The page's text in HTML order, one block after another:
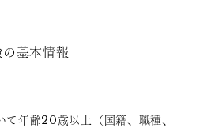
の基本情報
て年齢20歳以上（国籍、職種、